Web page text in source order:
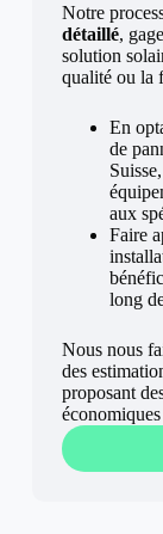
Notre
détaillé,
solution
qualité ou la
En
de
aux
Faire
long
Nous nous
des
proposant